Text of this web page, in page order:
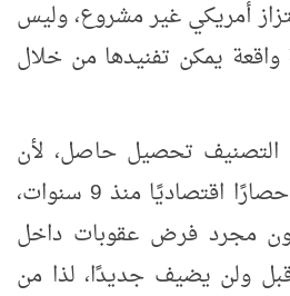
أمريكي غير مشروع، وليس
واقعة يمكن تفنيدها من خلال
التصنيف تحصيل حاصل، لأن
اليمن يعاني بالأساس حصارًا اقتصاديًا منذ 9 سنوات،
مجرد فرض عقوبات داخل
ولن يضيف جديدًا، لذا من